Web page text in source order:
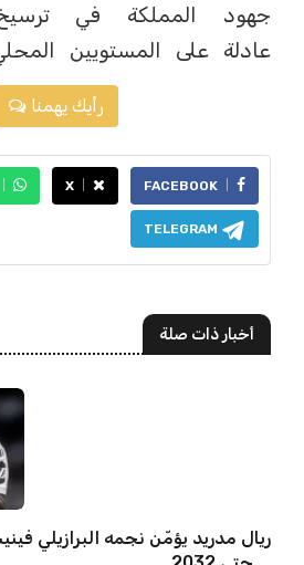
جهود المملكة في
عادلة على المستويين
رأيك يهمنا
FACEBOOK
X
TELEGRAM
أخبار ذات صلة
ريال مدريد يؤمّن نجمه البرازيلي